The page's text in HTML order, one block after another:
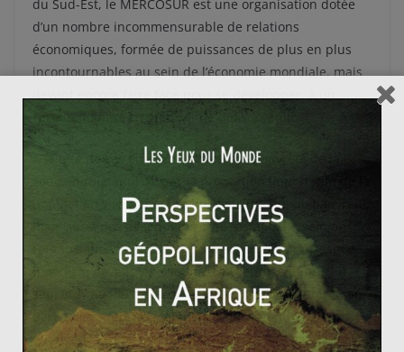
du Sud-Est, le MERCOSUR est une organisation dotée
d’un nombre incommensurable de relations
économiques, formée de puissances de plus en plus
incontournables au sein de l’économie mondiale, mais
devant encore faire face pour se développer, à un
certain nombre d’enjeux et de défis à venir.
A la tête de ces enjeux, l’importante pauvreté de la
zone, inquiétante de par la proportion importante de la
population vivant aujourd’hui sous le seuil de pauvreté,
mais aussi des déséquilibres persistants au sein de
l’organisation, le Brésil, désormais sixième puissance
mondiale devant le Royaume-Uni représentant à lui
seul 80% du PIB de la zone, et des conflits d’intérêt, en
particulier entre ce même pays et l’Argentine, deux
entités rivales ne souhaitant pas vraiment voir leurs